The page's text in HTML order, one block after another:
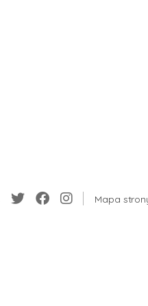
Mapa